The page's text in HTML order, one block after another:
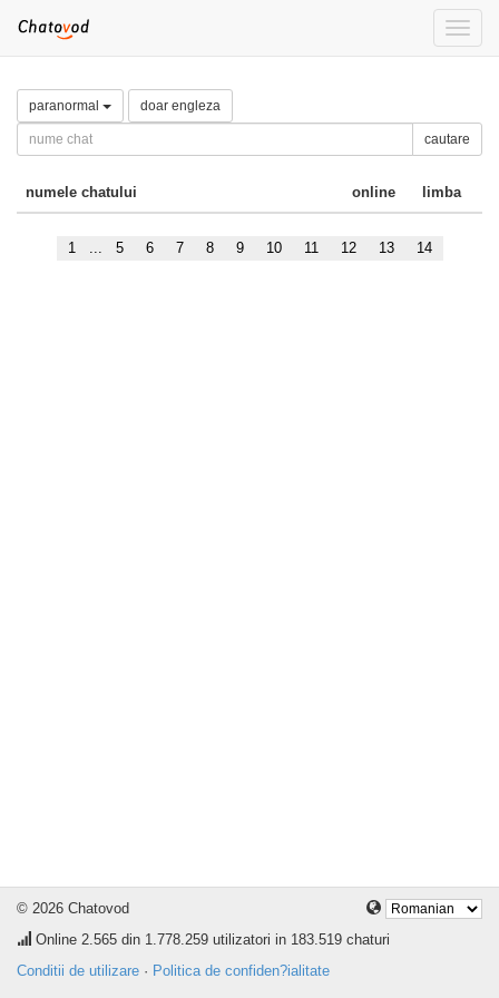
Toggle
paranormal doar engleza
cautare
numele chatului online limba
1 ... 5 6 7 8 9 10 11 12 13 14
© 2026 Chatovod
Online 2.565 din 1.778.259 utilizatori in 183.519 chaturi
Conditii de utilizare · Politica de confiden?ialitate